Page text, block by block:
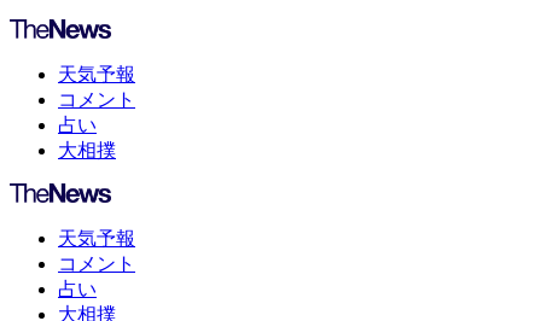
天気予報
コメント
占い
大相撲
天気予報
コメント
占い
大相撲